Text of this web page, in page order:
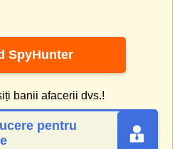
SpyHunter
banii afacerii dvs.!
pentru